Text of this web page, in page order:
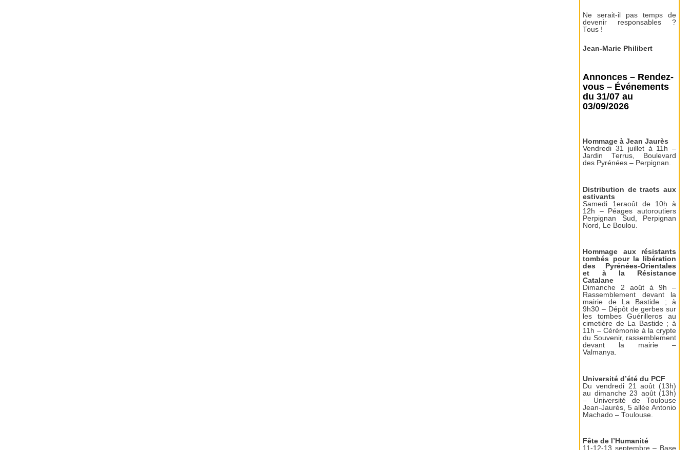
Ne serait-il pas temps de
devenir responsables ?
Tous !
Jean-Marie Philibert
Annonces – Rendez-
vous – Événements
du 31/07 au
03/09/2026
Hommage à Jean Jaurès
Vendredi 31 juillet à 11h –
Jardin Terrus, Boulevard
des Pyrénées – Perpignan.
Distribution de tracts aux
estivants
Samedi 1eraoût de 10h à
12h – Péages autoroutiers
Perpignan Sud, Perpignan
Nord, Le Boulou.
Hommage aux résistants
tombés pour la libération
des Pyrénées-Orientales
et à la Résistance
Catalane
Dimanche 2 août à 9h –
Rassemblement devant la
mairie de La Bastide ; à
9h30 – Dépôt de gerbes sur
les tombes Guérilleros au
cimetière de La Bastide ; à
11h – Cérémonie à la crypte
du Souvenir, rassemblement
devant la mairie –
Valmanya.
Université d’été du PCF
Du vendredi 21 août (13h)
au dimanche 23 août (13h)
– Université de Toulouse
Jean-Jaurès, 5 allée Antonio
Machado – Toulouse.
Fête de l’Humanité
11-12-13 septembre – Base